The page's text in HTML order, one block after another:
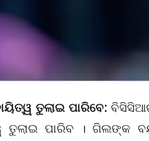
ତୁଲାଇ ପାରିବେ:
ତୁଲାଇ ପାରିବ । ଗିଲଙ୍କ